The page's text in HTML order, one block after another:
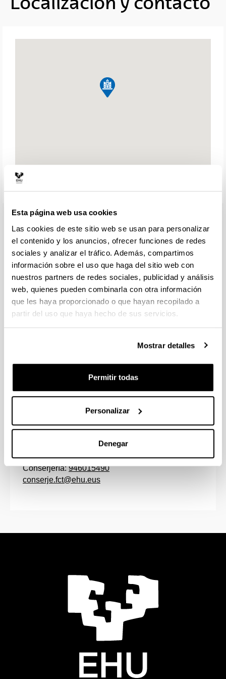
Esta página web usa cookies
Las cookies de este sitio web se usan para personalizar
el contenido y los anuncios, ofrecer funciones de redes
sociales y analizar el tráfico. Además, compartimos
información sobre el uso que haga del sitio web con
nuestros partners de redes sociales, publicidad y análisis
web, quienes pueden combinarla con otra información
que les haya proporcionado o que hayan recopilado a
partir del uso que haya hecho de sus servicios.
Mostrar detalles
Permitir todas
Personalizar
Denegar
Facultad de Ciencia y Tecnología
Facultad de Ciencia y Tecnología
Barrio Sarriena s/n. 48940 Leioa - Bizkaia
Secretaría alumnado:946012677
sec-centro.fct@ehu.eus
Conserjería:946015490
conserje.fct@ehu.eus